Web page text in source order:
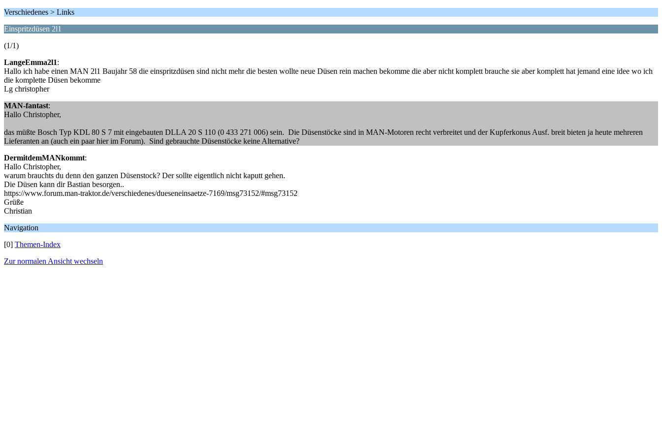
Verschiedenes > Links
Einspritzdüsen 2l1
(1/1)
LangeEmma2l1:
Hallo ich habe einen MAN 2l1 Baujahr 58 die einspritzdüsen sind nicht mehr die besten wollte neue Düsen rein machen bekomme die aber nicht komplett brauche sie aber komplett hat jemand eine idee wo ich
die komplette Düsen bekomme
Lg christopher
MAN-fantast:
Hallo Christopher,
das müßte Bosch Typ KDL 80 S 7 mit eingebauten DLLA 20 S 110 (0 433 271 006) sein. Die Düsenstöcke sind in MAN-Motoren recht verbreitet und der Kupferkonus Ausf. breit bieten ja heute mehreren
Lieferanten an (auch ein paar hier im Forum). Sind gebrauchte Düsenstöcke keine Alternative?
DermitdemMANkommt:
Hallo Christopher,
warum brauchts du denn den ganzen Düsenstock? Der sollte eigentlich nicht kaputt gehen.
Die Düsen kann dir Bastian besorgen..
https://www.forum.man-traktor.de/verschiedenes/dueseneinsaetze-7169/msg73152/#msg73152
Grüße
Christian
Navigation
[0] Themen-Index
Zur normalen Ansicht wechseln